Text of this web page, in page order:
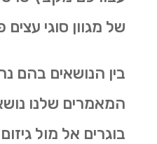
של מגוון סוגי עצים
בין הנושאים בהם
המאמרים שלנו
בוגרים אל מול